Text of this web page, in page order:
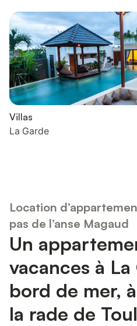
Villas
La Garde
Location
pas de l’anse Magaud
Un
vacances à
bord de mer,
la rade de